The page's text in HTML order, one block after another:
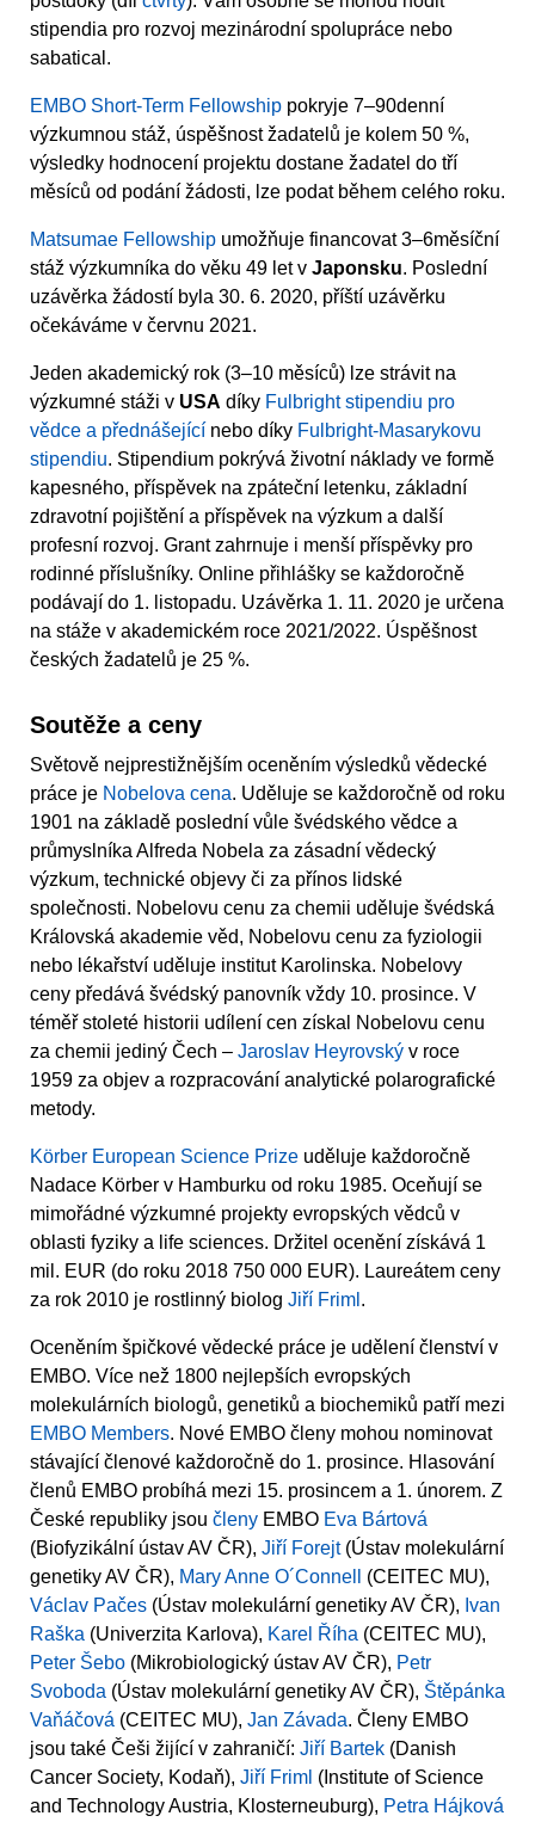
stipendia pro rozvoj mezinárodní spolupráce nebo
sabatical.
EMBO Short-Term Fellowship pokryje 7–90denní
výzkumnou stáž, úspěšnost žadatelů je kolem 50 %,
výsledky hodnocení projektu dostane žadatel do tří
měsíců od podání žádosti, lze podat během celého roku.
Matsumae Fellowship umožňuje financovat 3–6měsíční
stáž výzkumníka do věku 49 let v Japonsku. Poslední
uzávěrka žádostí byla 30. 6. 2020, příští uzávěrku
očekáváme v červnu 2021.
Jeden akademický rok (3–10 měsíců) lze strávit na
výzkumné stáži v USA díky Fulbright stipendiu pro
vědce a přednášející nebo díky Fulbright-Masarykovu
stipendiu. Stipendium pokrývá životní náklady ve formě
kapesného, příspěvek na zpáteční letenku, základní
zdravotní pojištění a příspěvek na výzkum a další
profesní rozvoj. Grant zahrnuje i menší příspěvky pro
rodinné příslušníky. Online přihlášky se každoročně
podávají do 1. listopadu. Uzávěrka 1. 11. 2020 je určena
na stáže v akademickém roce 2021/2022. Úspěšnost
českých žadatelů je 25 %.
Soutěže a ceny
Světově nejprestižnějším oceněním výsledků vědecké
práce je Nobelova cena. Uděluje se každoročně od roku
1901 na základě poslední vůle švédského vědce a
průmyslníka Alfreda Nobela za zásadní vědecký
výzkum, technické objevy či za přínos lidské
společnosti. Nobelovu cenu za chemii uděluje švédská
Královská akademie věd, Nobelovu cenu za fyziologii
nebo lékařství uděluje institut Karolinska. Nobelovy
ceny předává švédský panovník vždy 10. prosince. V
téměř stoleté historii udílení cen získal Nobelovu cenu
za chemii jediný Čech – Jaroslav Heyrovský v roce
1959 za objev a rozpracování analytické polarografické
metody.
Körber European Science Prize uděluje každoročně
Nadace Körber v Hamburku od roku 1985. Oceňují se
mimořádné výzkumné projekty evropských vědců v
oblasti fyziky a life sciences. Držitel ocenění získává 1
mil. EUR (do roku 2018 750 000 EUR). Laureátem ceny
za rok 2010 je rostlinný biolog Jiří Friml .
Oceněním špičkové vědecké práce je udělení členství v
EMBO. Více než 1800 nejlepších evropských
molekulárních biologů, genetiků a biochemiků patří mezi
EMBO Members. Nové EMBO členy mohou nominovat
stávající členové každoročně do 1. prosince. Hlasování
členů EMBO probíhá mezi 15. prosincem a 1. únorem. Z
České republiky jsou členy EMBO Eva Bártová
(Biofyzikální ústav AV ČR), Jiří Forejt(Ústav molekulární
genetiky AV ČR), Mary Anne O´Connell
(CEITEC MU),
Václav Pačes (Ústav molekulární genetiky AV ČR), Ivan
Raška (Univerzita Karlova), Karel Říha (CEITEC MU),
Peter Šebo (Mikrobiologický ústav AV ČR), Petr
Svoboda (Ústav molekulární genetiky AV ČR), Štěpánka
Vaňáčová (CEITEC MU), Jan Závada. Členy EMBO
jsou také Češi žijící v zahraničí: Jiří Bartek (Danish
Cancer Society, Kodaň), Jiří Friml (Institute of Science
and Technology Austria, Klosterneuburg), Petra Hájková